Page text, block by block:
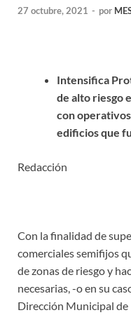
27 octubre, 2021 - por
Intensifica
de alto riesgo
con
edificios que
Redacción
Con la finalidad de
comerciales semifijos
de zonas de riesgo y
necesarias, -o en su
Dirección Municipal